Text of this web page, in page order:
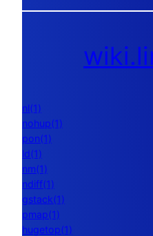
nl(1)
nohup(1)
pon(1)
ld(1)
nm(1)
ndiff(1)
gstack(1)
pmap(1)
hugetop(1)